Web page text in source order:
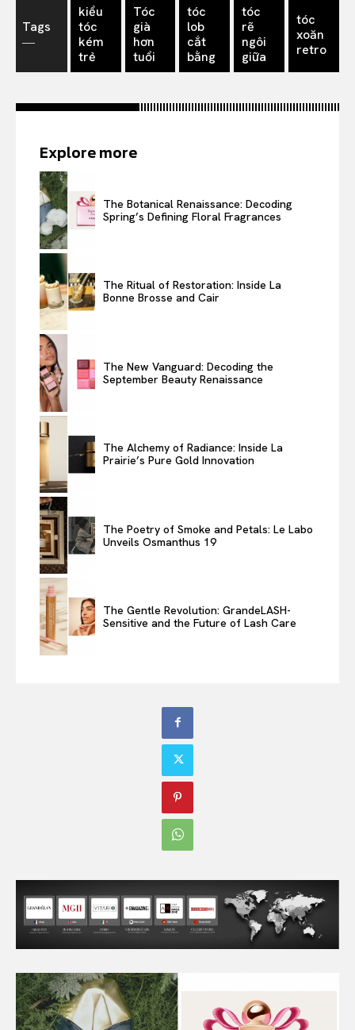
Tags
―
kiểu
tóc
kém
trẻ
Tóc
già
hơn
tuổi
tóc
lob
cắt
bằng
tóc
rẽ
ngôi
giữa
tóc
xoăn
retro
Explore more
The Botanical Renaissance: Decoding
Spring’s Defining Floral Fragrances
The Ritual of Restoration: Inside La
Bonne Brosse and Cair
The New Vanguard: Decoding the
September Beauty Renaissance
The Alchemy of Radiance: Inside La
Prairie’s Pure Gold Innovation
The Poetry of Smoke and Petals: Le Labo
Unveils Osmanthus 19
The Gentle Revolution: GrandeLASH-
Sensitive and the Future of Lash Care